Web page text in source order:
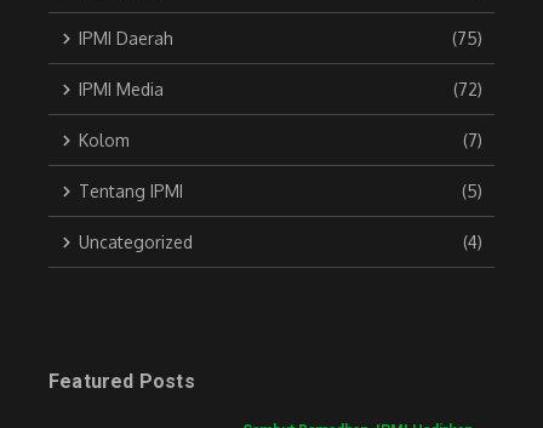
IPMI Daerah (75)
IPMI Media (72)
Kolom (7)
Tentang IPMI (5)
Uncategorized (4)
Featured Posts